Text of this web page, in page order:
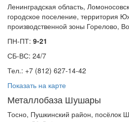
Ленинградская область,
городское поселение, территория
производственной зоны Горелово,
ПН-ПТ: 9-21
СБ-ВС: 24/7
Тел.: +7 (812) 627-14-42
Показать на карте
Металлобаза Шушары
Тосно, Пушкинский район, посёлок